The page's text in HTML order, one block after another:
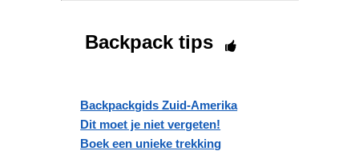
Backpack tips
Backpackgids Zuid-Amerika
Dit moet je niet vergeten!
Boek een unieke trekking